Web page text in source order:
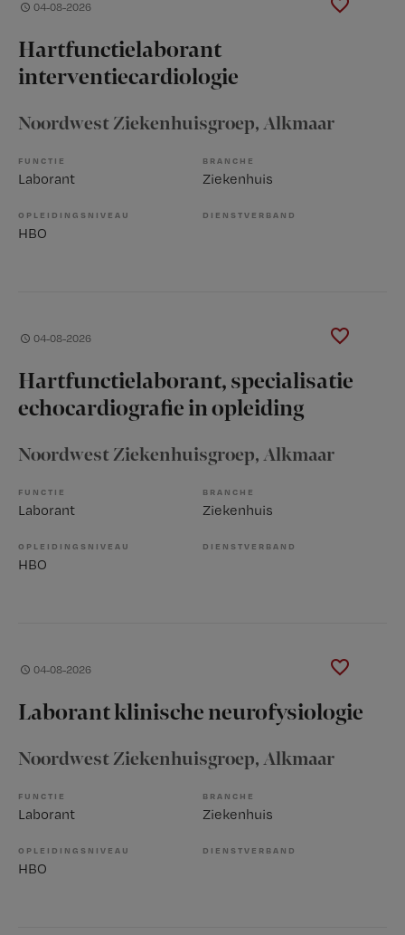
04-08-2026
Hartfunctielaborant
interventiecardiologie
Noordwest Ziekenhuisgroep, Alkmaar
FUNCTIE
Laborant
BRANCHE
Ziekenhuis
OPLEIDINGSNIVEAU
HBO
DIENSTVERBAND
04-08-2026
Hartfunctielaborant, specialisatie
echocardiografie in opleiding
Noordwest Ziekenhuisgroep, Alkmaar
FUNCTIE
Laborant
BRANCHE
Ziekenhuis
OPLEIDINGSNIVEAU
HBO
DIENSTVERBAND
04-08-2026
Laborant klinische neurofysiologie
Noordwest Ziekenhuisgroep, Alkmaar
FUNCTIE
Laborant
BRANCHE
Ziekenhuis
OPLEIDINGSNIVEAU
HBO
DIENSTVERBAND